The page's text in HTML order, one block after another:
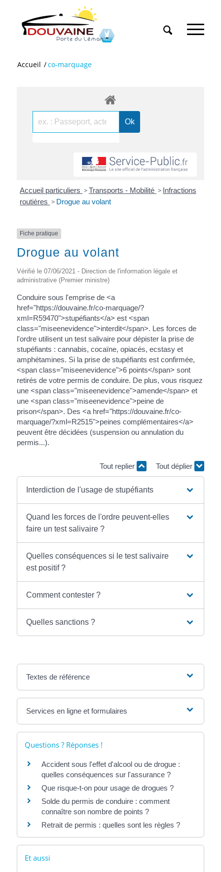
Accueil /co-marquage
Accueil particuliers >Transports - Mobilité > Infractions
routières > Drogue au volant
Fiche pratique
Drogue au volant
Vérifié le 07/06/2021 - Direction de l'information légale et
administrative (Premier ministre)
Conduire sous l'emprise de <a
href="https://douvaine.fr/co-marquage/?
xml=R59470">stupéfiants</a> est <span
class="miseenevidence">interdit</span>. Les forces de
l'ordre utilisent un test salivaire pour dépister la prise de
stupéfiants : cannabis, cocaïne, opiacés, ecstasy et
amphétamines. Si la prise de stupéfiants est confirmée,
<span class="miseenevidence">6 points</span> sont
retirés de votre permis de conduire. De plus, vous risquez
une <span class="miseenevidence">amende</span> et
une <span class="miseenevidence">peine de
prison</span>. Des <a href="https://douvaine.fr/co-
marquage/?xml=R2515">peines complémentaires</a>
peuvent être décidées (suspension ou annulation du
permis...).
Tout replier Tout déplier
Interdiction de l'usage de stupéfiants
Quand les forces de l'ordre peuvent-elles
faire un test salivaire ?
Quelles conséquences si le test salivaire
est positif ?
Comment contester ?
Quelles sanctions ?
Textes de référence
Services en ligne et formulaires
Questions ? Réponses !
Accident sous l'effet d'alcool ou de drogue :
quelles conséquences sur l'assurance ?
Que risque-t-on pour usage de drogues ?
Solde du permis de conduire : comment
connaître son nombre de points ?
Retrait de permis : quelles sont les règles ?
Et aussi